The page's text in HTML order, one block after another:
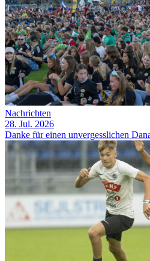
Nachrichten
28. Jul. 2026
Danke für einen unvergesslichen